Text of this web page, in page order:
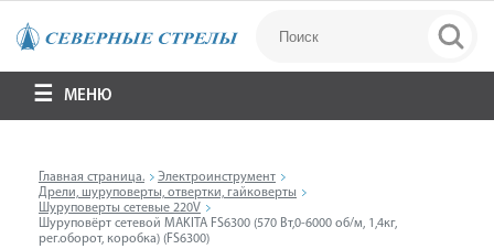
МЕНЮ
Главная страница.
Электроинструмент
Дрели, шуруповерты, отвертки, гайковерты
Шуруповерты сетевые 220V
Шуруповёрт сетевой MAKITA FS6300 (570 Вт,0-6000 об/м, 1,4кг,
рег.оборот, коробка) (FS6300)